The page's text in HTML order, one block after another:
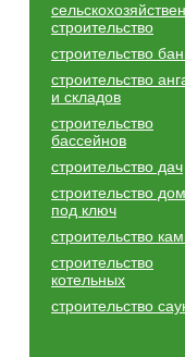
строительство
строительство
строительство
и складов
строительство
бассейнов
строительство дач
строительство
под ключ
строительство
строительство
котельных
строительство